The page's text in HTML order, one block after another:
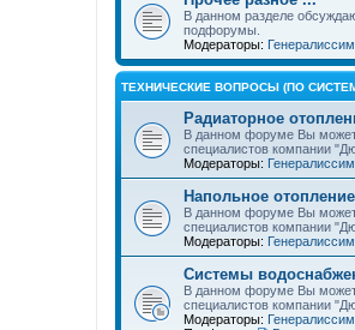
В данном разделе
подфорумы.
Модераторы:
ТЕХНИЧЕСКИЕ ВОПРОСЫ (ПО
Радиаторное
В данном форуме Вы
специалистов компании
Модераторы:
Напольное отопление
В данном форуме Вы
специалистов компании
Модераторы:
Системы
В данном форуме Вы
специалистов компании
Модераторы: